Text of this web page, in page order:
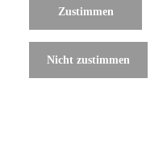
Zustimmen
Nicht zustimmen